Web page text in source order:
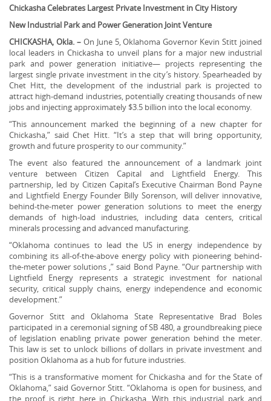
Chickasha Celebrates Largest Private Investment in City History
New Industrial Park and Power Generation Joint Venture
CHICKASHA, Okla. –On June 5, Oklahoma Governor Kevin Stitt joined
local leaders in Chickasha to unveil plans for a major new industrial
park and power generation initiative— projects representing the
largest single private investment in the city’s history. Spearheaded by
Chet Hitt, the development of the industrial park is projected to
attract high-demand industries, potentially creating thousands of new
jobs and injecting approximately $3.5 billion into the local economy.
“This announcement marked the beginning of a new chapter for
Chickasha,” said Chet Hitt. “It’s a step that will bring opportunity,
growth and future prosperity to our community.”
The event also featured the announcement of a landmark joint
venture between Citizen Capital and Lightfield Energy. This
partnership, led by Citizen Capital’s Executive Chairman Bond Payne
and Lightfield Energy Founder Billy Sorenson, will deliver innovative,
behind-the-meter power generation solutions to meet the energy
demands of high-load industries, including data centers, critical
minerals processing and advanced manufacturing.
“Oklahoma continues to lead the US in energy independence by
combining its all-of-the-above energy policy with pioneering behind-
the-meter power solutions ,” said Bond Payne. “Our partnership with
Lightfield Energy represents a strategic investment for national
security, critical supply chains, energy independence and economic
development.”
Governor Stitt and Oklahoma State Representative Brad Boles
participated in a ceremonial signing of SB 480, a groundbreaking piece
of legislation enabling private power generation behind the meter.
This law is set to unlock billions of dollars in private investment and
position Oklahoma as a hub for future industries.
“This is a transformative moment for Chickasha and for the State of
Oklahoma,” said Governor Stitt. “Oklahoma is open for business, and
the proof is right here in Chickasha. With this industrial park and